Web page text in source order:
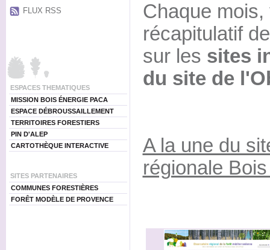
FLUX RSS
ESPACES THEMATIQUES
MISSION BOIS ÉNERGIE PACA
ESPACE DÉBROUSSAILLEMENT
TERRITOIRES FORESTIERS
PIN D'ALEP
CARTOTHÈQUE INTERACTIVE
SITES PARTENAIRES
COMMUNES FORESTIÈRES
FORÊT MODÈLE DE PROVENCE
Chaque
récapitulatif
sur les sites
du site de
A la une du
régionale